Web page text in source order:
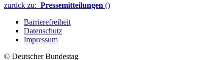
zurück zu: Pressemitteilungen ()
Barrierefreiheit
Datenschutz
Impressum
© Deutscher Bundestag